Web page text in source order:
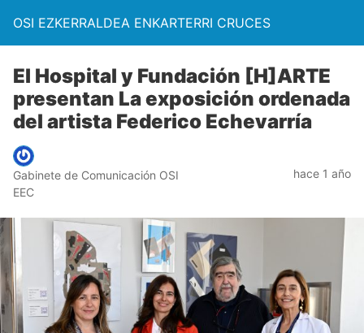
OSI EZKERRALDEA ENKARTERRI CRUCES
El Hospital y Fundación [H]ARTE
presentan La exposición ordenada
del artista Federico Echevarría
Gabinete de Comunicación OSI
EEC
hace 1 año